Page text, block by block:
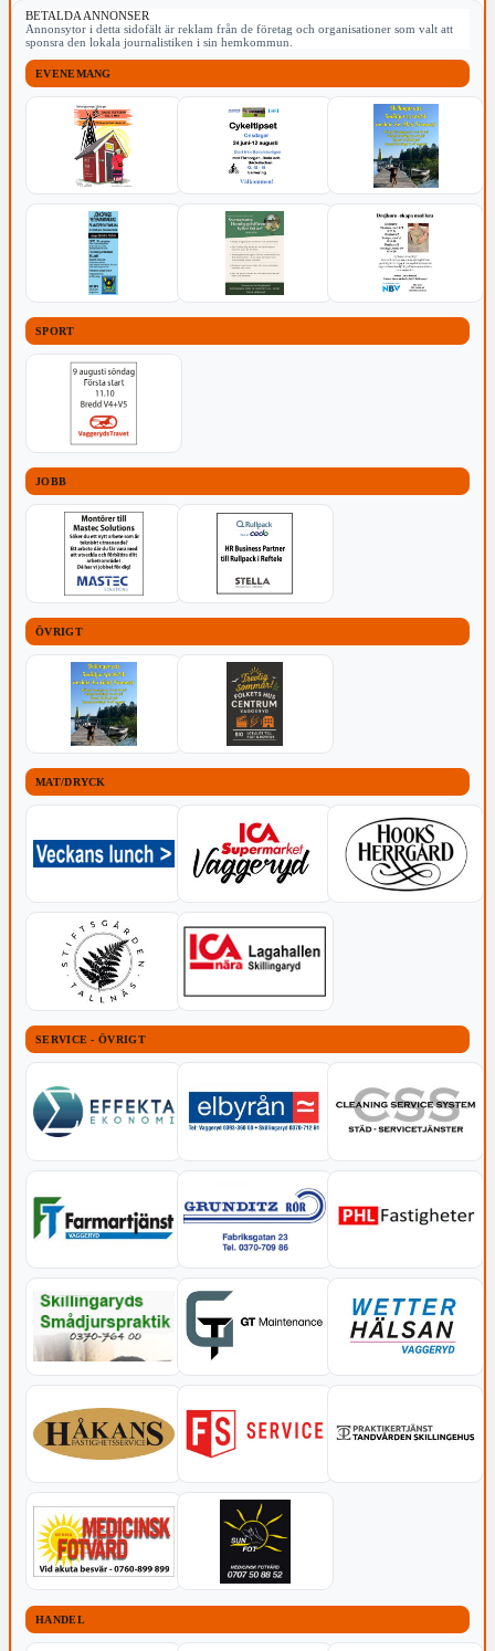
BETALDA ANNONSER
Annonsytor i detta sidofält är reklam från de företag och organisationer som valt att
sponsra den lokala journalistiken i sin hemkommun.
EVENEMANG
SPORT
JOBB
ÖVRIGT
MAT/DRYCK
SERVICE - ÖVRIGT
HANDEL